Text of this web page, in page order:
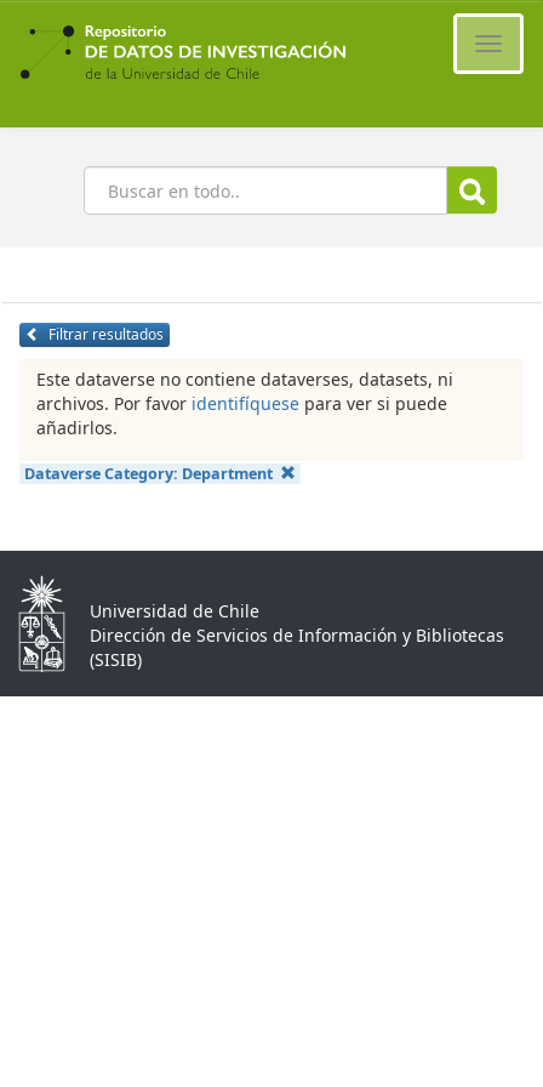
Ir
contenido
principal
Buscar
Filtrar resultados
Este dataverse no contiene dataverses, datasets, ni
archivos. Por favor identifíquese para ver si puede
añadirlos.
Dataverse Category: Department
Universidad de Chile
Dirección de Servicios de Información y Bibliotecas
(SISIB)